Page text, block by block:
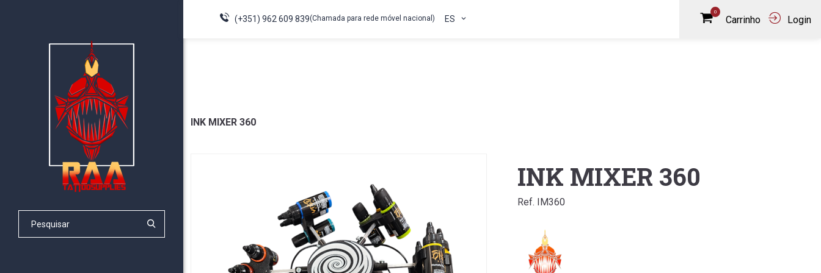
(+351) 962 609 839(Chamada para rede móvel nacional) ES
0
Carrinho Login
INK MIXER 360
INK MIXER 360
Ref. IM360